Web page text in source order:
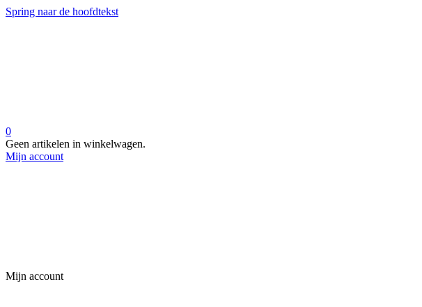
Spring naar de hoofdtekst
0
Geen artikelen in winkelwagen.
Mijn account
Mijn account